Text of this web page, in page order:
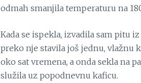
odmah smanjila temperaturu na
Kada se ispekla, izvadila sam pitu
preko nje stavila još jednu, vlažnu
oko sat vremena, a onda sekla na
služila uz popodnevnu kaficu.